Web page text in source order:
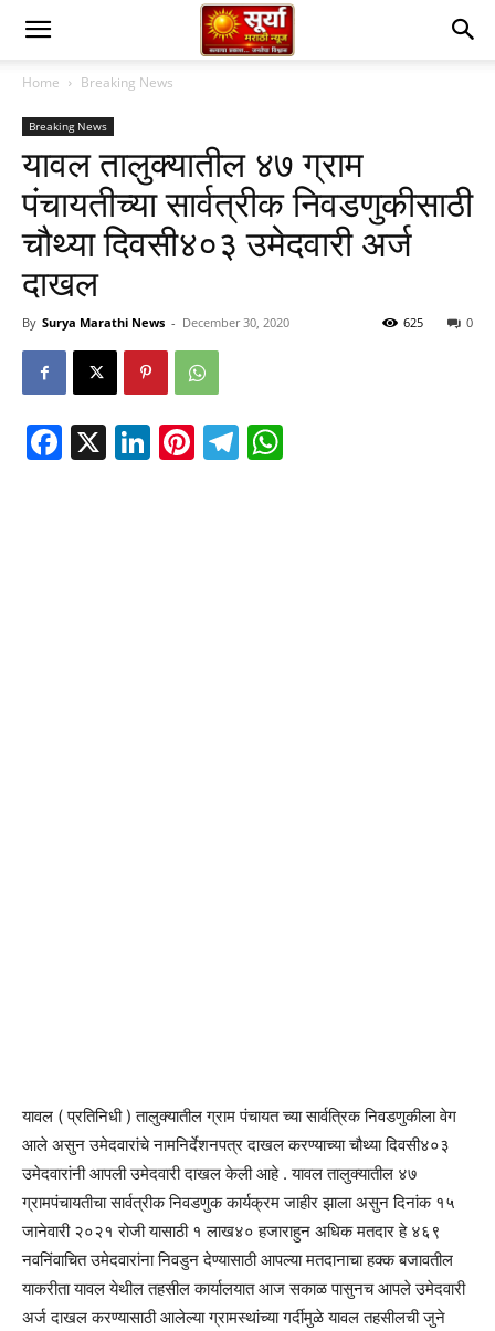
Home Breaking News
Breaking News
यावल तालुक्यातील ४७ ग्राम
पंचायतीच्या सार्वत्रीक निवडणुकीसाठी
चौथ्या दिवसी४०३ उमेदवारी अर्ज
दाखल
By Surya Marathi News - December 30, 2020 0
625
Facebook
X LinkedIn
Pinterest
Telegram
यावल ( प्रतिनिधी ) तालुक्यातील ग्राम पंचायत च्या सार्वत्रिक निवडणुकीला वेग
आले असुन उमेदवारांचे नामनिर्देशनपत्र दाखल करण्याच्या चौथ्या दिवसी४०३
उमेदवारांनी आपली उमेदवारी दाखल केली आहे . यावल तालुक्यातील ४७
ग्रामपंचायतीचा सार्वत्रीक निवडणुक कार्यक्रम जाहीर झाला असुन दिनांक १५
जानेवारी २०२१ रोजी यासाठी १ लाख४० हजाराहुन अधिक मतदार हे ४६९
नवनिंवाचित उमेदवारांना निवडुन देण्यासाठी आपल्या मतदानाचा हक्क बजावतील
याकरीता यावल येथील तहसील कार्यालयात आज सकाळ पासुनच आपले उमेदवारी
अर्ज दाखल करण्यासाठी आलेल्या ग्रामस्थांच्या गर्दीमुळे यावल तहसीलची जुने